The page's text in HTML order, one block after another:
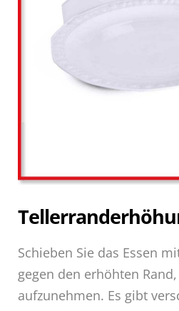
Schieben Sie das Essen
gegen den erhöhten
aufzunehmen. Es gibt